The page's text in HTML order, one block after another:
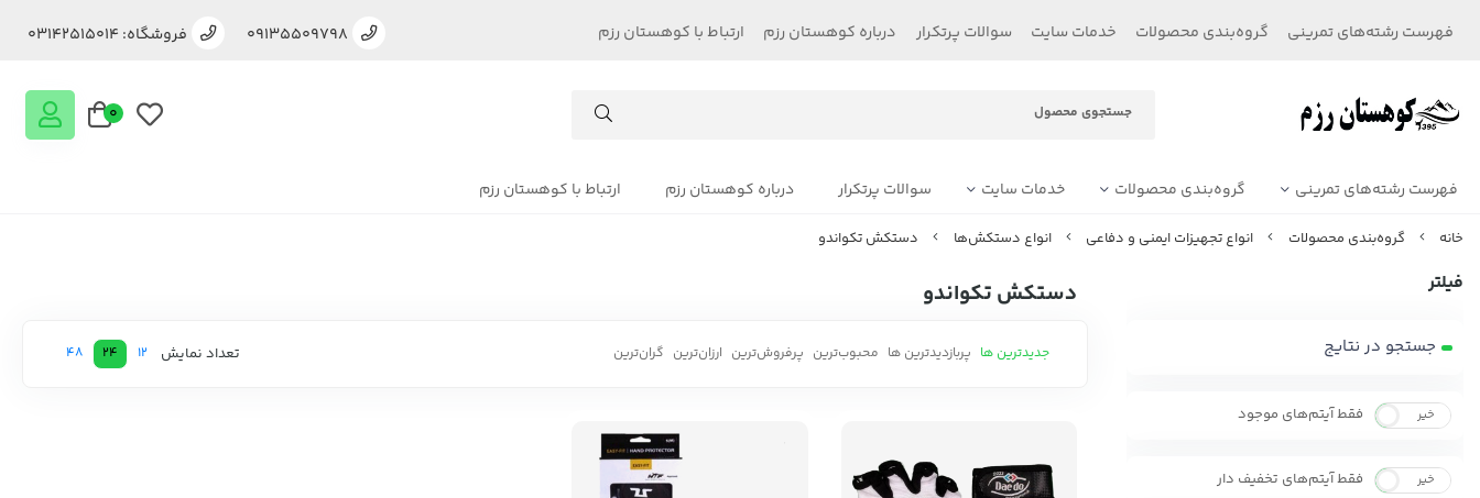
فهرست رشته‌های تمرینی گروه‌بندی محصولات خدمات سایت سوالات پرتکرار درباره کوهستان رزم ارتباط با کوهستان رزم 09135509798 فروشگاه: 03142515014
0
فهرست رشته‌های تمرینی گروه‌بندی محصولات خدمات سایت سوالات پرتکرار درباره کوهستان رزم ارتباط با کوهستان رزم
خانه گروه‌بندی محصولات انواع تجهیزات ایمنی و دفاعی انواع دستکش‌ها دستکش تکواندو
فیلتر
جستجو در نتایج
بله خیر فقط آیتم‌های موجود
بله خیر فقط آیتم‌های تخفیف دار
دستکش تکواندو
جدیدترین ها پربازدیدترین ها محبوب‌‌ترین پرفروش‌ترین ارزان‌ترین گران‌ترین تعداد نمایش 12
24
48